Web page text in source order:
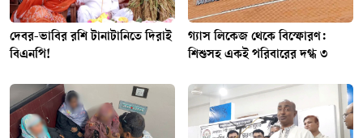
দেবর-ভাবির রশি টানাটানিতে দিরাই
বিএনপি!
গ্যাস লিকেজ থেকে বিস্ফোরণ:
শিশুসহ একই পরিবারের দগ্ধ ৩